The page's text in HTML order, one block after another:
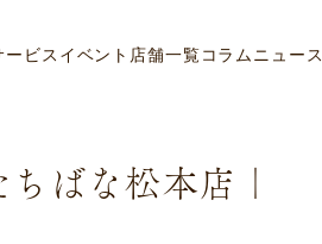
ービス イベント 店舗一覧コラムニュース
ばな松本店｜